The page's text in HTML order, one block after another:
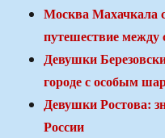
Москва Махачкала
путешествие между
Девушки
городе с особым
Девушки Ростова:
России